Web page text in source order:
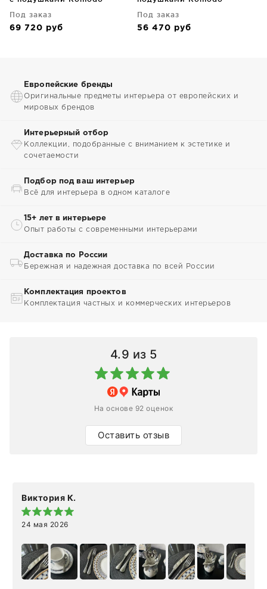
Под заказ
69 720 руб
Под заказ
56 470 руб
Европейские бренды
Оригинальные предметы интерьера от европейских и
мировых брендов
Интерьерный отбор
Коллекции, подобранные с вниманием к эстетике и
сочетаемости
Подбор под ваш интерьер
Всё для интерьера в одном каталоге
15+ лет в интерьере
Опыт работы с современными интерьерами
Доставка по России
Бережная и надежная доставка по всей России
Комплектация проектов
Комплектация частных и коммерческих интерьеров
4.9 из 5
На основе 92 оценок
Оставить отзыв
Виктория К.
24 мая 2026